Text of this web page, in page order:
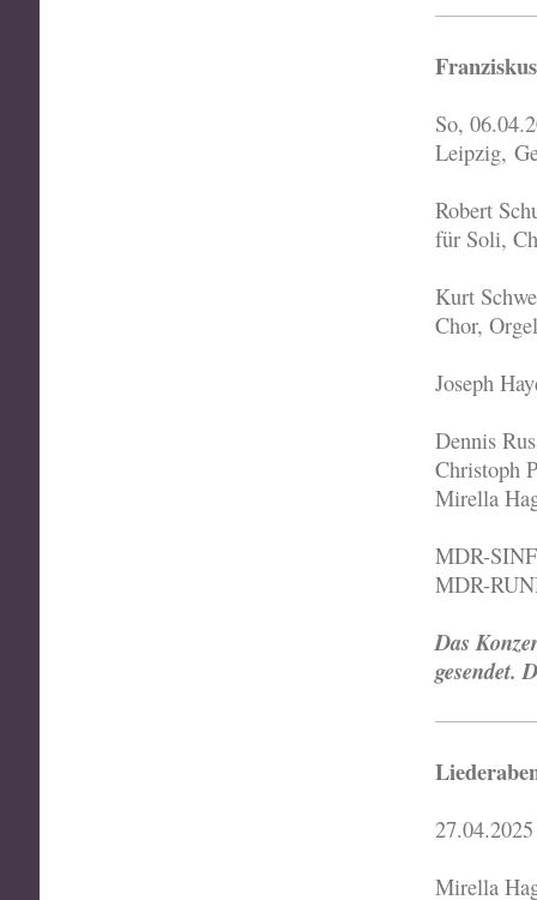
Franziskus
So,
Leipzig,
Robert
für Soli,
Kurt
Chor,
Joseph
Dennis
Christoph
Mirella
MDR-
MDR-
Das
gesendet.
Mirella